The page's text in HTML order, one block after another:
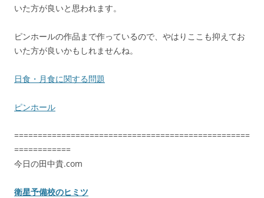
いた方が良いと思われます。
ピンホールの作品まで作っているので、やはりここも抑えてお
いた方が良いかもしれませんね。
日食・月食に関する問題
ピンホール
==================================================
============
今日の田中貴.com
衛星予備校のヒミツ